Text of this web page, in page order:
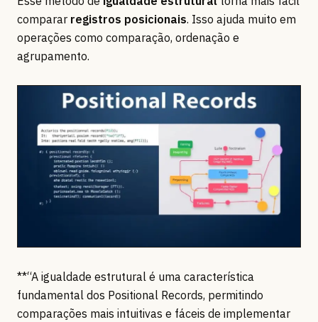
comparar registros posicionais. Isso ajuda muito em
operações como comparação, ordenação e
agrupamento.
**“A igualdade estrutural é uma característica
fundamental dos Positional Records, permitindo
comparações mais intuitivas e fáceis de implementar